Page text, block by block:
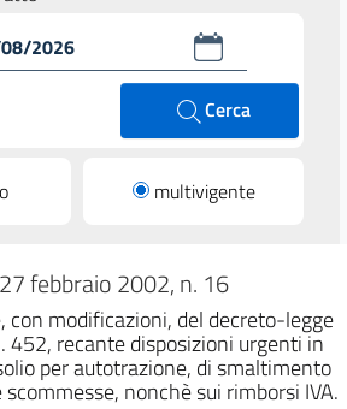
Cerca
multivigente
febbraio 2002, n. 16
con modificazioni, del decreto-legge
452, recante disposizioni urgenti in
per autotrazione, di smaltimento
nonchè sui rimborsi IVA.